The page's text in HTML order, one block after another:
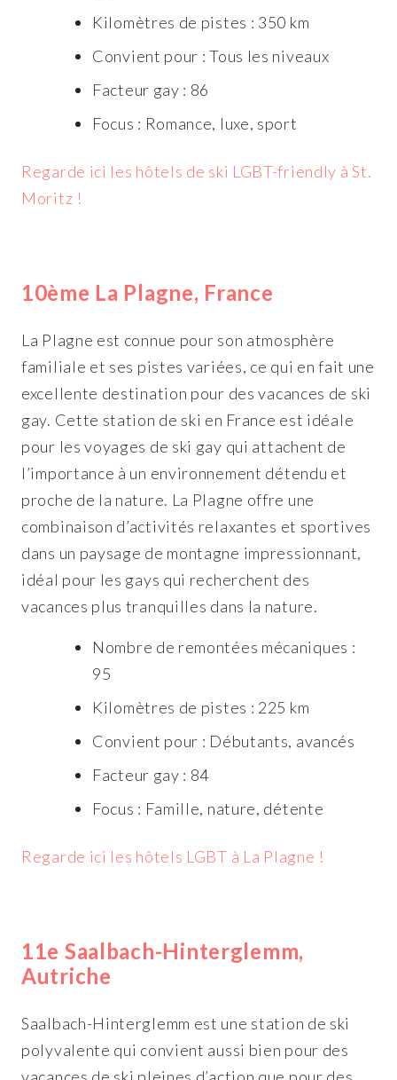
Kilomètres de pistes : 350 km
Convient pour : Tous les niveaux
Facteur gay : 86
Focus : Romance, luxe, sport
Regarde ici les hôtels de ski LGBT-friendly à St.
Moritz !
10ème La Plagne, France
La Plagne est connue pour son atmosphère
familiale et ses pistes variées, ce qui en fait une
excellente destination pour des vacances de ski
gay. Cette station de ski en France est idéale
pour les voyages de ski gay qui attachent de
l’importance à un environnement détendu et
proche de la nature. La Plagne offre une
combinaison d’activités relaxantes et sportives
dans un paysage de montagne impressionnant,
idéal pour les gays qui recherchent des
vacances plus tranquilles dans la nature.
Nombre de remontées mécaniques :
95
Kilomètres de pistes : 225 km
Convient pour : Débutants, avancés
Facteur gay : 84
Focus : Famille, nature, détente
Regarde ici les hôtels LGBT à La Plagne !
11e Saalbach-Hinterglemm,
Autriche
Saalbach-Hinterglemm est une station de ski
polyvalente qui convient aussi bien pour des